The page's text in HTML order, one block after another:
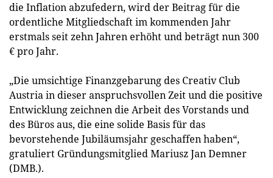
die Inflation abzufedern, wird der Beitrag für die
ordentliche Mitgliedschaft im kommenden Jahr
erstmals seit zehn Jahren erhöht und beträgt nun 300
€ pro Jahr.
„Die umsichtige Finanzgebarung des Creativ Club
Austria in dieser anspruchsvollen Zeit und die positive
Entwicklung zeichnen die Arbeit des Vorstands und
des Büros aus, die eine solide Basis für das
bevorstehende Jubiläumsjahr geschaffen haben“,
gratuliert Gründungsmitglied Mariusz Jan Demner
(DMB.).